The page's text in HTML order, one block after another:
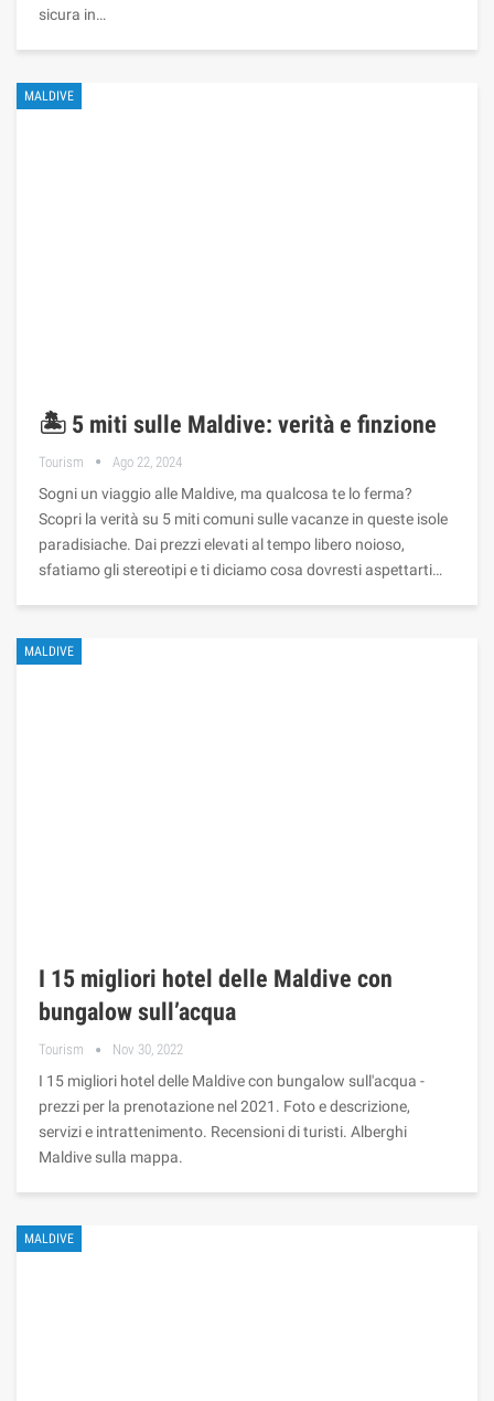
sicura in…
MALDIVE
🏝️ 5 miti sulle Maldive: verità e finzione
Tourism Ago 22, 2024
Sogni un viaggio alle Maldive, ma qualcosa te lo ferma?
Scopri la verità su 5 miti comuni sulle vacanze in queste isole
paradisiache. Dai prezzi elevati al tempo libero noioso,
sfatiamo gli stereotipi e ti diciamo cosa dovresti aspettarti…
MALDIVE
I 15 migliori hotel delle Maldive con
bungalow sull’acqua
Tourism Nov 30, 2022
I 15 migliori hotel delle Maldive con bungalow sull'acqua -
prezzi per la prenotazione nel 2021. Foto e descrizione,
servizi e intrattenimento. Recensioni di turisti. Alberghi
Maldive sulla mappa.
MALDIVE